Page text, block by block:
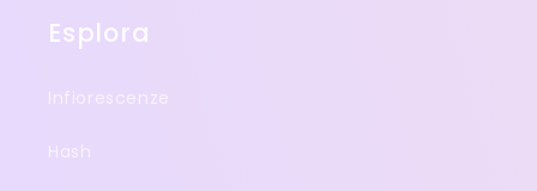
Esplora
Infiorescenze
Hash